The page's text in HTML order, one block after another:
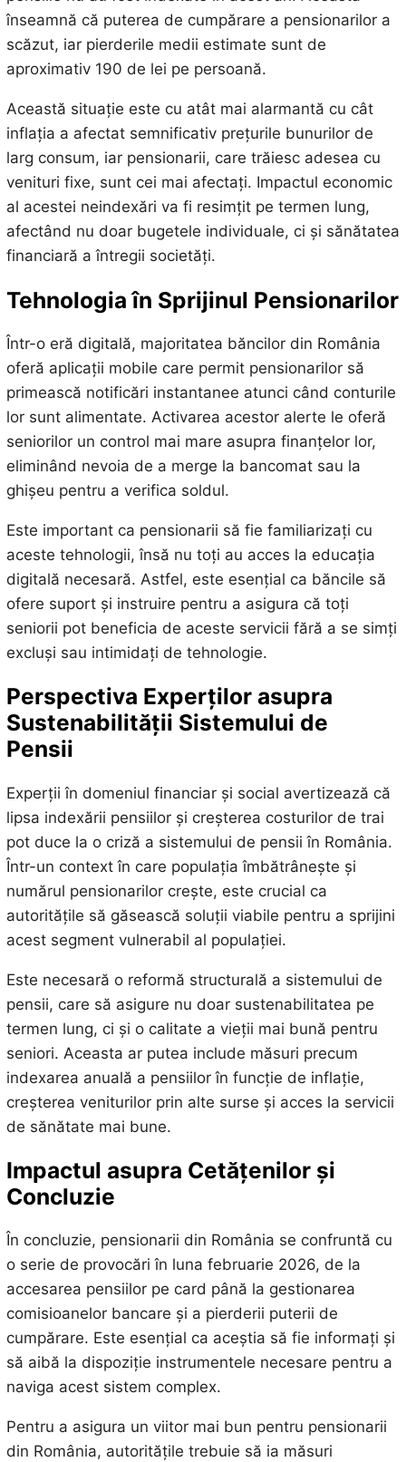
înseamnă că puterea de cumpărare a pensionarilor a
scăzut, iar pierderile medii estimate sunt de
aproximativ 190 de lei pe persoană.
Această situație este cu atât mai alarmantă cu cât
inflația a afectat semnificativ prețurile bunurilor de
larg consum, iar pensionarii, care trăiesc adesea cu
venituri fixe, sunt cei mai afectați. Impactul economic
al acestei neindexări va fi resimțit pe termen lung,
afectând nu doar bugetele individuale, ci și sănătatea
financiară a întregii societăți.
Tehnologia în Sprijinul Pensionarilor
Într-o eră digitală, majoritatea băncilor din România
oferă aplicații mobile care permit pensionarilor să
primească notificări instantanee atunci când conturile
lor sunt alimentate. Activarea acestor alerte le oferă
seniorilor un control mai mare asupra finanțelor lor,
eliminând nevoia de a merge la bancomat sau la
ghișeu pentru a verifica soldul.
Este important ca pensionarii să fie familiarizați cu
aceste tehnologii, însă nu toți au acces la educația
digitală necesară. Astfel, este esențial ca băncile să
ofere suport și instruire pentru a asigura că toți
seniorii pot beneficia de aceste servicii fără a se simți
excluși sau intimidați de tehnologie.
Perspectiva Experților asupra
Sustenabilității Sistemului de
Pensii
Experții în domeniul financiar și social avertizează că
lipsa indexării pensiilor și creșterea costurilor de trai
pot duce la o criză a sistemului de pensii în România.
Într-un context în care populația îmbătrânește și
numărul pensionarilor crește, este crucial ca
autoritățile să găsească soluții viabile pentru a sprijini
acest segment vulnerabil al populației.
Este necesară o reformă structurală a sistemului de
pensii, care să asigure nu doar sustenabilitatea pe
termen lung, ci și o calitate a vieții mai bună pentru
seniori. Aceasta ar putea include măsuri precum
indexarea anuală a pensiilor în funcție de inflație,
creșterea veniturilor prin alte surse și acces la servicii
de sănătate mai bune.
Impactul asupra Cetățenilor și
Concluzie
În concluzie, pensionarii din România se confruntă cu
o serie de provocări în luna februarie 2026, de la
accesarea pensiilor pe card până la gestionarea
comisioanelor bancare și a pierderii puterii de
cumpărare. Este esențial ca aceștia să fie informați și
să aibă la dispoziție instrumentele necesare pentru a
naviga acest sistem complex.
Pentru a asigura un viitor mai bun pentru pensionarii
din România, autoritățile trebuie să ia măsuri